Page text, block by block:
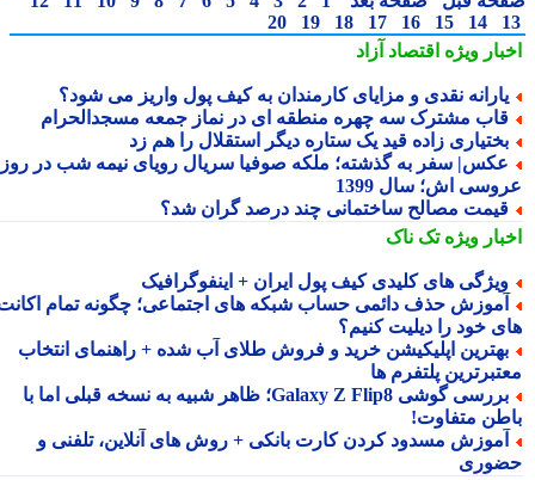
14
15
16
17
18
19
20
ویژهاقتصاد آزاد
نقدی و مزایای کارمندان به کیف پول واریز می شود؟
مشترک سه چهره منطقه ای در نماز جمعه مسجدالحرام
زاده قید یک ستاره دیگر استقلال را هم زد
سفر به گذشته؛ ملکه صوفیا سریال رویای نیمه شب در روز
اش؛ سال 1399
مصالح ساختمانی چند درصد گران شد؟
ویژهتک ناک
های کلیدی کیف پول ایران + اینفوگرافیک
حذف دائمی حساب شبکه های اجتماعی؛ چگونه تمام اکانت
خود را دیلیت کنیم؟
اپلیکیشن خرید و فروش طلای آب شده + راهنمای انتخاب
پلتفرم ها
بررسی گوشی Galaxy Z Flip8؛ ظاهر شبیه به نسخه قبلی اما با
متفاوت!
مسدود کردن کارت بانکی + روش های آنلاین، تلفنی و